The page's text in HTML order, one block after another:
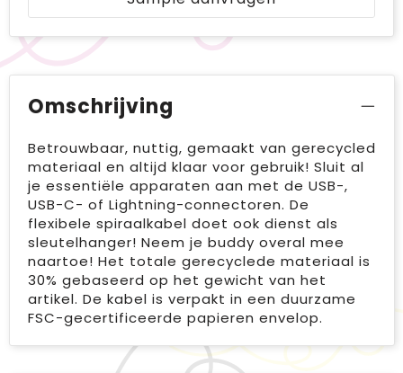
Omschrijving
Betrouwbaar, nuttig, gemaakt van gerecycled
materiaal en altijd klaar voor gebruik! Sluit al
je essentiële apparaten aan met de USB-,
USB-C- of Lightning-connectoren. De
flexibele spiraalkabel doet ook dienst als
sleutelhanger! Neem je buddy overal mee
naartoe! Het totale gerecyclede materiaal is
30% gebaseerd op het gewicht van het
artikel. De kabel is verpakt in een duurzame
FSC-gecertificeerde papieren envelop.